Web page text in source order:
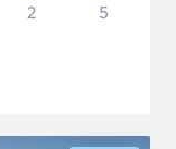
2 5